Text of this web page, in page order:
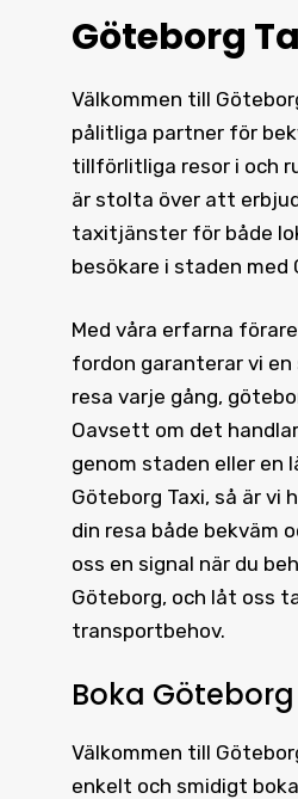
Göteborg
Välkommen till
pålitliga partner för
tillförlitliga resor i och
är stolta över att
taxitjänster för både
besökare i staden med
Med våra erfarna
fordon garanterar vi en
resa varje gång,
Oavsett om det
genom staden eller en
Göteborg Taxi, så är vi
din resa både bekväm
oss en signal när du
Göteborg, och låt oss
transportbehov.
Boka Göteborg
Välkommen till
enkelt och smidigt